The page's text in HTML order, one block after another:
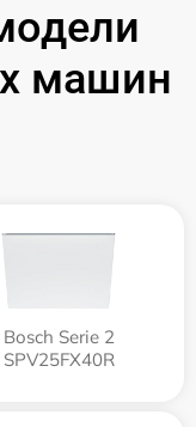
машин
Bosch Serie 2
SPV25FX40R